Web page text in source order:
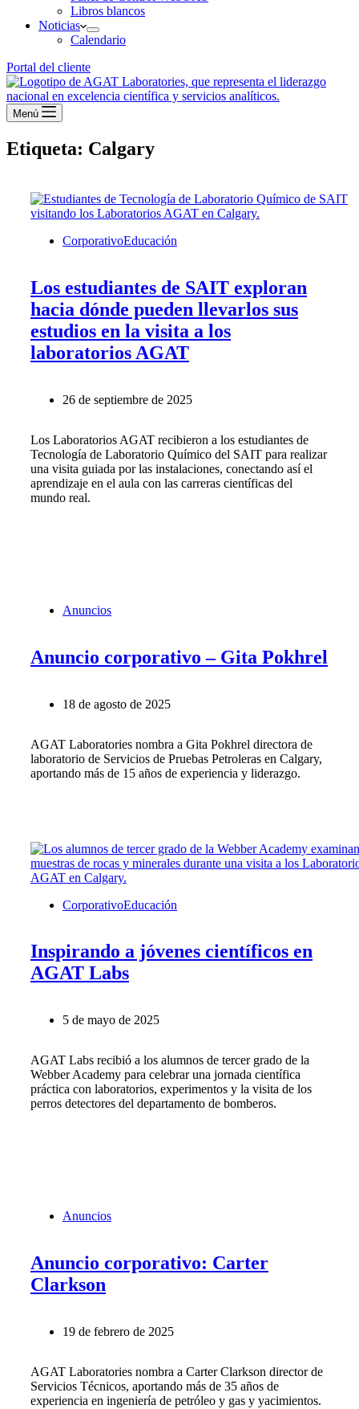
Libros blancos
Noticias
Calendario
Portal del cliente
Menú
Etiqueta: Calgary
CorporativoEducación
Los estudiantes de SAIT exploran
hacia dónde pueden llevarlos sus
estudios en la visita a los
laboratorios AGAT
26 de septiembre de 2025
Los Laboratorios AGAT recibieron a los estudiantes de
Tecnología de Laboratorio Químico del SAIT para realizar
una visita guiada por las instalaciones, conectando así el
aprendizaje en el aula con las carreras científicas del
mundo real.
Anuncios
Anuncio corporativo – Gita Pokhrel
18 de agosto de 2025
AGAT Laboratories nombra a Gita Pokhrel directora de
laboratorio de Servicios de Pruebas Petroleras en Calgary,
aportando más de 15 años de experiencia y liderazgo.
CorporativoEducación
Inspirando a jóvenes científicos en
AGAT Labs
5 de mayo de 2025
AGAT Labs recibió a los alumnos de tercer grado de la
Webber Academy para celebrar una jornada científica
práctica con laboratorios, experimentos y la visita de los
perros detectores del departamento de bomberos.
Anuncios
Anuncio corporativo: Carter
Clarkson
19 de febrero de 2025
AGAT Laboratories nombra a Carter Clarkson director de
Servicios Técnicos, aportando más de 35 años de
experiencia en ingeniería de petróleo y gas y yacimientos.